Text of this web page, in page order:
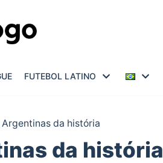
FUTEBOL LATINO
da história
da história